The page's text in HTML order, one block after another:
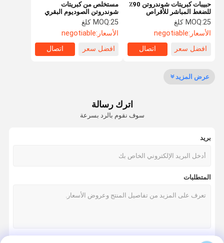
مراقبة الجودة اتصل بنا اطلب اقتباس
Company
مسحوق الكولاجين بالماء
غير مضغوط النوع الثاني الكولاجين
النوع الثاني الدجاج الكولاجين
مسحوق كولاجين السمك
حبيبات كولاجين السمك
حبيبات كبريتات شوندروتن 90٪
للضغط المباشر للأقراص
MOQ:25 كلغ
الأسعار:negotiable
افضل سعر
اتصال
مستخلص من كبريتات
شوندروتن الصوديوم البقري
MOQ:25 كلغ
الأسعار:negotiable
افضل سعر
اتصال
عرض المزيد
اترك رسالة
سوف نقوم بالرد بسرعة
بريد
المتطلبات